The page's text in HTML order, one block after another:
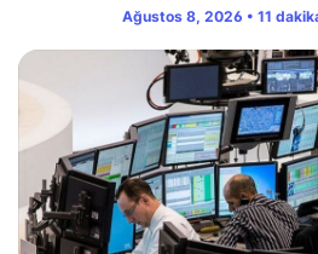
Ağustos 8, 2026 • 11